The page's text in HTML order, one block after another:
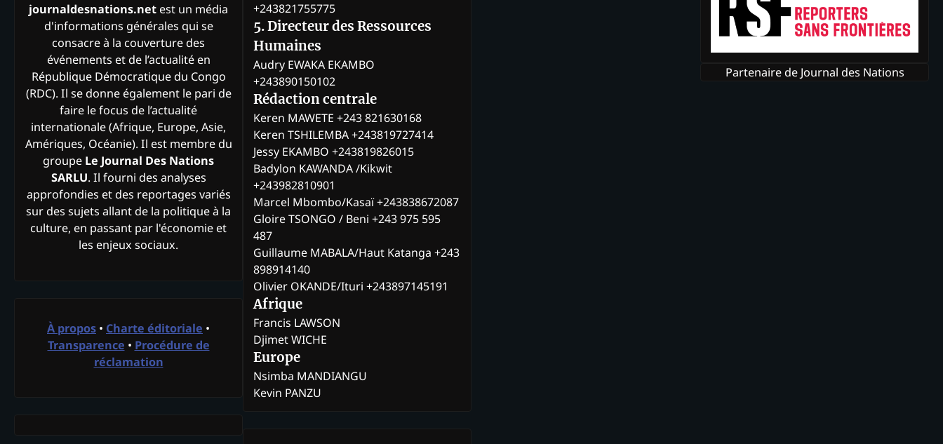
journaldesnations.net est un média
d'informations générales qui se
consacre à la couverture des
événements et de l’actualité en
République Démocratique du Congo
(RDC). Il se donne également le pari de
faire le focus de l’actualité
internationale (Afrique, Europe, Asie,
Amériques, Océanie). Il est membre du
groupe Le Journal Des Nations
SARLU. Il fourni des analyses
approfondies et des reportages variés
sur des sujets allant de la politique à la
culture, en passant par l'économie et
les enjeux sociaux.
À propos • Charte éditoriale •
Transparence • Procédure de
réclamation
+243821755775
5. Directeur des Ressources
Humaines
Audry EWAKA EKAMBO
+243890150102
Rédaction centrale
Keren MAWETE +243 821630168
Keren TSHILEMBA +243819727414
Jessy EKAMBO +243819826015
Badylon KAWANDA /Kikwit
+243982810901
Marcel Mbombo/Kasaï +243838672087
Gloire TSONGO / Beni +243 975 595
487
Guillaume MABALA/Haut Katanga +243
898914140
Olivier OKANDE/Ituri +243897145191
Afrique
Francis LAWSON
Djimet WICHE
Europe
Nsimba MANDIANGU
Kevin PANZU
Partenaire de Journal des Nations